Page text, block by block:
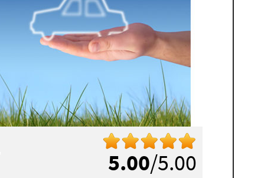
5.00/5.00